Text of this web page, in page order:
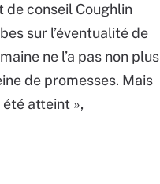
de conseil Coughlin
sur l’éventualité de
ne l’a pas non plus
de promesses. Mais
atteint »,